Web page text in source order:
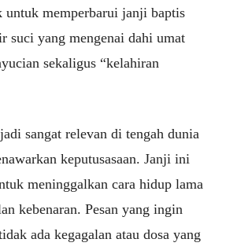
memperbarui janji baptis
suci yang mengenai dahi umat
sekaligus “kelahiran
sangat relevan di tengah dunia
keputusasaan. Janji ini
meninggalkan cara hidup lama
kebenaran. Pesan yang ingin
ada kegagalan atau dosa yang